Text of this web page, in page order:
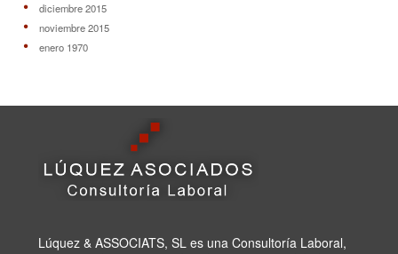
diciembre 2015
noviembre 2015
enero 1970
Lúquez & ASSOCIATS, SL es una Consultoría Laboral,